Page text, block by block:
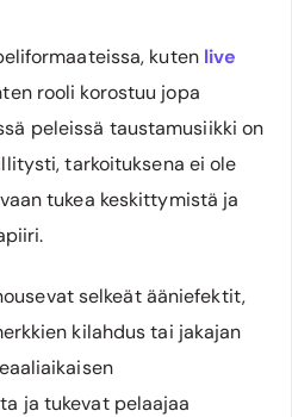
kuten live
rooli korostuu jopa
peleissä taustamusiikki on
tarkoituksena ei ole
tukea keskittymistä ja
selkeät ääniefektit,
kilahdus tai jakajan
ja tukevat pelaajaa